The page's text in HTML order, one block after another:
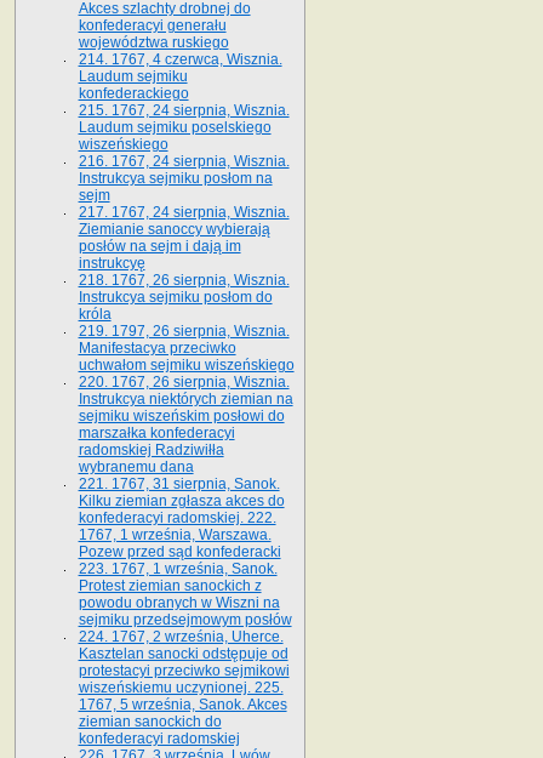
Akces szlachty drobnej do
konfederacyi generału
województwa ruskiego
214. 1767, 4 czerwca, Wisznia.
Laudum sejmiku
konfederackiego
215. 1767, 24 sierpnia, Wisznia.
Laudum sejmiku poselskiego
wiszeńskiego
216. 1767, 24 sierpnia, Wisznia.
Instrukcya sejmiku posłom na
sejm
217. 1767, 24 sierpnia, Wisznia.
Ziemianie sanoccy wybierają
posłów na sejm i dają im
instrukcyę
218. 1767, 26 sierpnia, Wisznia.
Instrukcya sejmiku posłom do
króla
219. 1797, 26 sierpnia, Wisznia.
Manifestacya przeciwko
uchwałom sejmiku wiszeńskiego
220. 1767, 26 sierpnia, Wisznia.
Instrukcya niektórych ziemian na
sejmiku wiszeńskim posłowi do
marszałka konfe­deracyi
radomskiej Radziwiłła
wybranemu dana
221. 1767, 31 sierpnia, Sanok.
Kilku ziemian zgłasza akces do
konfederacyi radomskiej. 222.
1767, 1 września, Warszawa.
Pozew przed sąd konfederacki
223. 1767, 1 września, Sanok.
Protest ziemian sanockich z
powodu obranych w Wiszni na
sejmiku przedsejmo­wym posłów
224. 1767, 2 września, Uherce.
Kasztelan sanocki odstępuje od
protestacyi przeciwko sejmikowi
wiszeńskiemu uczynionej. 225.
1767, 5 września, Sanok. Akces
ziemian sanockich do
konfederacyi radomskiej